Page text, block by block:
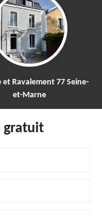
et Ravalement 77 Seine-
et-Marne
gratuit